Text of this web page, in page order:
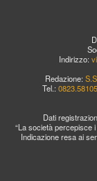
Indirizzo:
Redazione:
Tel.:
Dati
“La società percepisce
Indicazione resa ai